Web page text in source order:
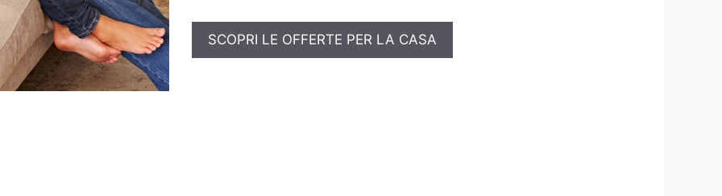
SCOPRI LE OFFERTE PER LA CASA